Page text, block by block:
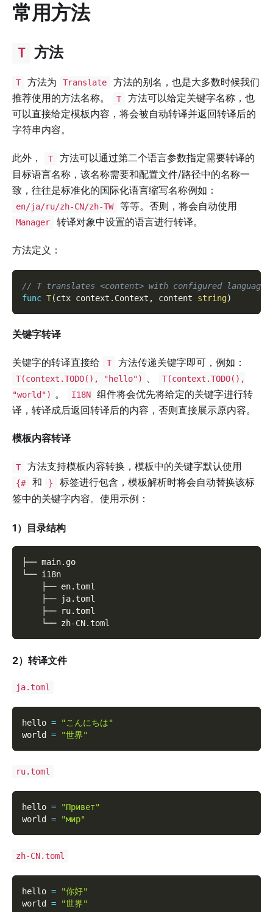
常用方法
T 方法
T 方法为 Translate
方法的别名，也是大多数时候我们
推荐使用的方法名称。
T
方法可以给定关键字名称，也
可以直接给定模板内容，将会被自动转译并返回转译后的
字符串内容。
此外， T
方法可以通过第二个语言参数指定需要转译的
目标语言名称，该名称需要和配置文件/路径中的名称一
致，往往是标准化的国际化语言缩写名称例如：
en/ja/ru/zh-CN/zh-TW 等等。否则，将会自动使用
Manager 转译对象中设置的语言进行转译。
方法定义：
// T translates <content> with configured
func T(ctx context . Context , content string)
关键字转译
关键字的转译直接给 T 方法传递关键字即可，例如：
T(context.TODO(), "hello") 、
T(context.TODO(),
"world") 。 I18N
组件将会优先将给定的关键字进行转
译，转译成后返回转译后的内容，否则直接展示原内容。
模板内容转译
T 方法支持模板内容转换，模板中的关键字默认使用
{# 和 }
标签进行包含，模板解析时将会自动替换该标
签中的关键字内容。使用示例：
1）目录结构
├── main.go
└── i18n
    ├── en.toml
    ├── ja.toml
    ├── ru.toml
    └── zh-CN.toml
2）转译文件
ja.toml
hello =
"こんにちは"
world = "世界"
ru.toml
hello =
"Привет"
world = "мир"
zh-CN.toml
hello =
"你好"
world = "世界"